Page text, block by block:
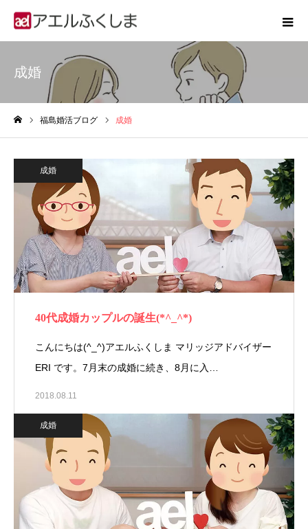
成婚
福島婚活ブログ 成婚
成婚
40代成婚カップルの誕生(*^_^*)
こんにちは(^_^)アエルふくしま マリッジアドバイザー
ERI です。7月末の成婚に続き、8月に入…
2018.08.11
成婚